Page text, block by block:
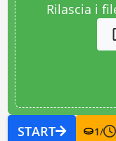
Rilascia i
START 1/